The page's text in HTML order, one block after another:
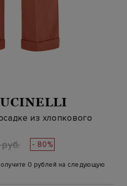
из хлопкового
- 80%
0 рублей на следующую